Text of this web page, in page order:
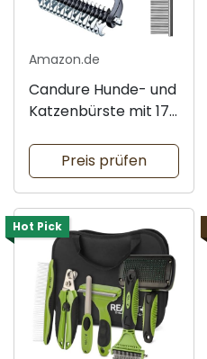
Amazon.de
Candure Hunde- und
Katzenbürste mit 17
Preis prüfen
Hot Pick